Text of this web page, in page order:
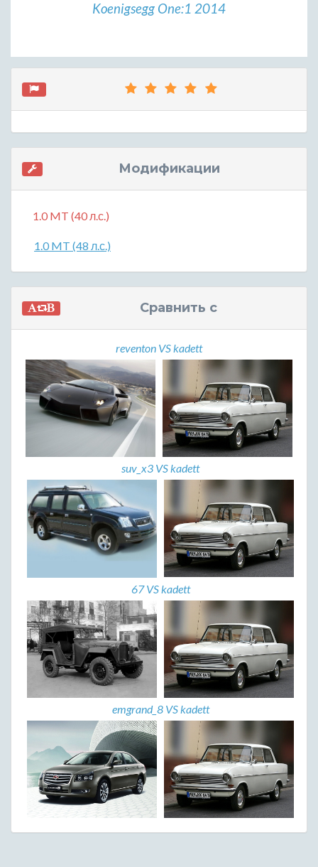
Koenigsegg One:1 2014
Модификации
1.0 MT (40 л.с.)
1.0 MT (48 л.с.)
Сравнить с
reventon VS kadett
suv_x3 VS kadett
67 VS kadett
emgrand_8 VS kadett